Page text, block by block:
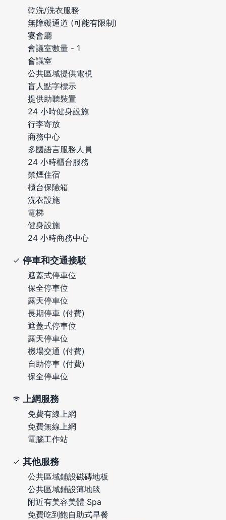
乾洗/洗衣服務
無障礙通道 (可能有限制)
宴會廳
會議室數量 - 1
會議室
公共區域提供電視
盲人點字標示
提供助聽裝置
24 小時健身設施
行李寄放
商務中心
多國語言服務人員
24 小時櫃台服務
禁煙住宿
櫃台保險箱
洗衣設施
電梯
健身設施
24 小時商務中心
停車和交通接駁
遮蓋式停車位
保全停車位
露天停車位
長期停車 (付費)
遮蓋式停車位
露天停車位
機場交通 (付費)
自助停車 (付費)
保全停車位
上網服務
免費有線上網
免費無線上網
電腦工作站
其他服務
公共區域鋪設磁磚地板
公共區域鋪設薄地毯
附近有美容美體 Spa
免費吃到飽自助式早餐